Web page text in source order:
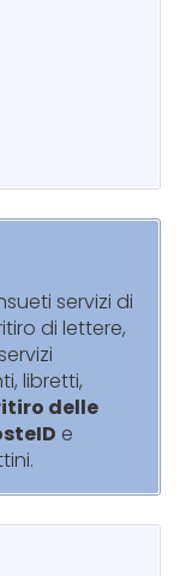
servizi di
di lettere,
libretti,
delle
e